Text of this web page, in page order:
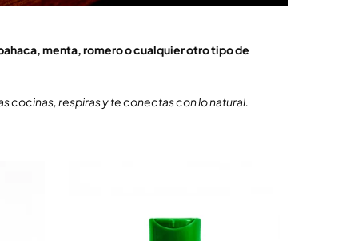
menta, romero o cualquier otro tipo de
cocinas, respiras y te conectas con lo natural.